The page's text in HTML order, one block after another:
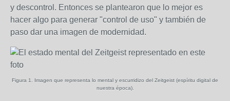
y descontrol. Entonces se plantearon que lo mejor es
hacer algo para generar "control de uso" y también de
paso dar una imagen de modernidad.
Figura 1. Imagen que representa lo mental y escurridizo del Zeitgeist (espíritu digital de
nuestra época).